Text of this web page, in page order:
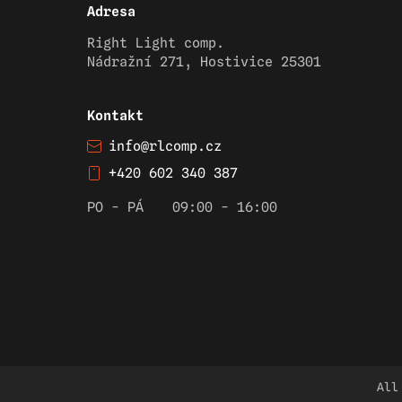
Adresa
Right Light comp.
Nádražní 271, Hostivice 25301
Kontakt
info@rlcomp.cz
+420 602 340 387
PO - PÁ 09:00 - 16:00
All